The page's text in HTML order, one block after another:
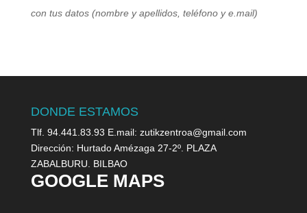
con tus datos (nombre y apellidos, teléfono y e.mail)
DONDE ESTAMOS
Tlf. 94.441.83.93 E.mail: zutikzentroa@gmail.com
Dirección: Hurtado Amézaga 27-2º. PLAZA
ZABALBURU. BILBAO
GOOGLE MAPS